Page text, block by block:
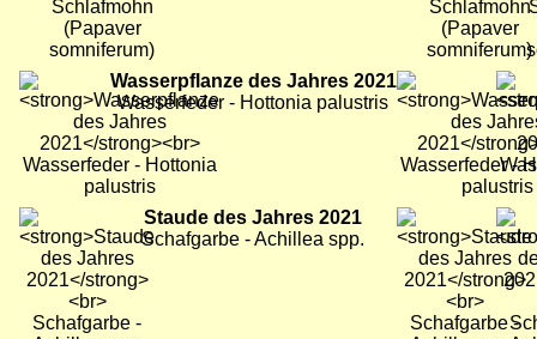
Bild
Wasserpflanze des Jahres 2021
Wasserfeder - Hottonia palustris
Bild Bild
Bild
Staude des Jahres 2021
Schafgarbe - Achillea spp.
Bild Bild